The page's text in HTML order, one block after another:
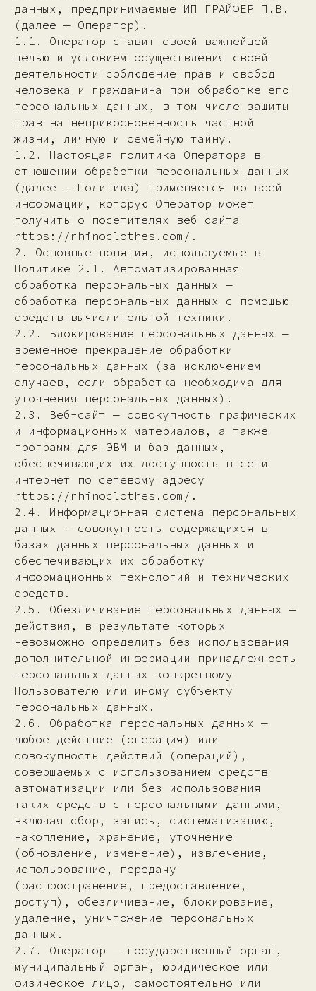
данных, предпринимаемые ИП ГРАЙФЕР П.В.
(далее — Оператор).
1.1. Оператор ставит своей важнейшей
целью и условием осуществления своей
деятельности соблюдение прав и свобод
человека и гражданина при обработке его
персональных данных, в том числе защиты
прав на неприкосновенность частной
жизни, личную и семейную тайну.
1.2. Настоящая политика Оператора в
отношении обработки персональных данных
(далее — Политика) применяется ко всей
информации, которую Оператор может
получить о посетителях веб-сайта
https://rhinoclothes.com/.
2. Основные понятия, используемые в
Политике 2.1. Автоматизированная
обработка персональных данных —
обработка персональных данных с помощью
средств вычислительной техники.
2.2. Блокирование персональных данных —
временное прекращение обработки
персональных данных (за исключением
случаев, если обработка необходима для
уточнения персональных данных).
2.3. Веб-сайт — совокупность графических
и информационных материалов, а также
программ для ЭВМ и баз данных,
обеспечивающих их доступность в сети
интернет по сетевому адресу
https://rhinoclothes.com/.
2.4. Информационная система персональных
данных — совокупность содержащихся в
базах данных персональных данных и
обеспечивающих их обработку
информационных технологий и технических
средств.
2.5. Обезличивание персональных данных —
действия, в результате которых
невозможно определить без использования
дополнительной информации принадлежность
персональных данных конкретному
Пользователю или иному субъекту
персональных данных.
2.6. Обработка персональных данных —
любое действие (операция) или
совокупность действий (операций),
совершаемых с использованием средств
автоматизации или без использования
таких средств с персональными данными,
включая сбор, запись, систематизацию,
накопление, хранение, уточнение
(обновление, изменение), извлечение,
использование, передачу
(распространение, предоставление,
доступ), обезличивание, блокирование,
удаление, уничтожение персональных
данных.
2.7. Оператор — государственный орган,
муниципальный орган, юридическое или
физическое лицо, самостоятельно или